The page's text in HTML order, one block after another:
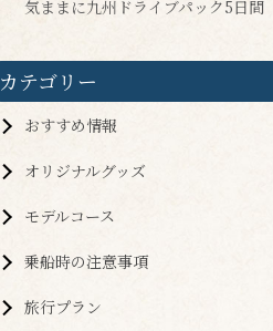
気ままに九州ドライブパック5日間
カテゴリー
おすすめ情報
オリジナルグッズ
モデルコース
乗船時の注意事項
旅行プラン